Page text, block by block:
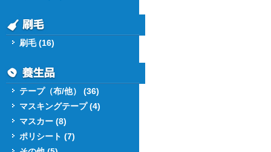
刷毛 (16)
テープ（布/他） (36)
マスキングテープ (4)
マスカー (8)
ポリシート (7)